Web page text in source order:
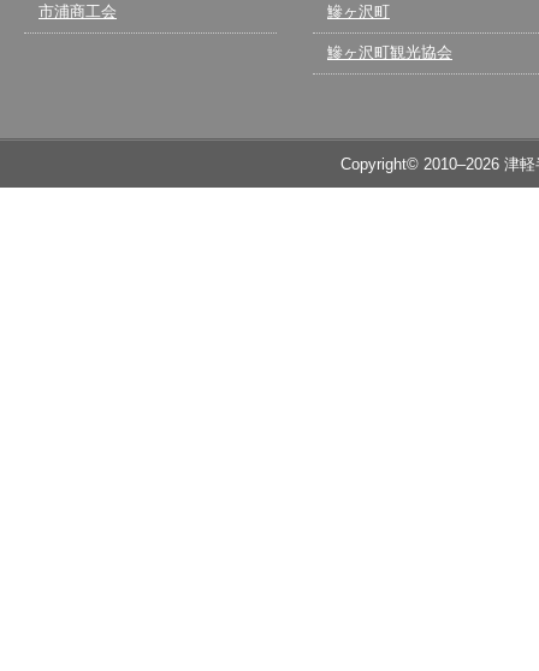
市浦商工会 鰺ヶ沢町
鰺ヶ沢町観光協会
Copyright© 2010–2026 津